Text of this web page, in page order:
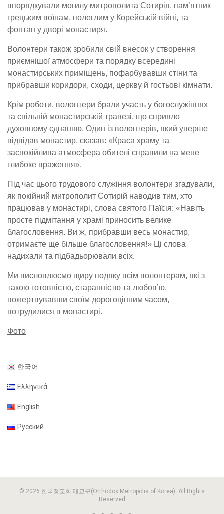
впорядкували могилу митрополита Сотирія, пам’ятник
грецьким воїнам, полеглим у Корейській війні, та
фонтан у дворі монастиря.
Волонтери також зробили свій внесок у створення
приємнішої атмосфери та порядку всередині
монастирських приміщень, пофарбувавши стіни та
прибравши коридори, сходи, церкву й гостьові кімнати.
Крім роботи, волонтери брали участь у богослужіннях
та спільній монастирській трапезі, що сприяло
духовному єднанню. Один із волонтерів, який уперше
відвідав монастир, сказав: «Краса храму та
заспокійлива атмосфера обителі справили на мене
глибоке враження».
Під час цього трудового служіння волонтери згадували,
як покійний митрополит Сотирій наводив тим, хто
працював у монастирі, слова святого Паїсія: «Навіть
просте підмітання у храмі приносить велике
благословення. Ви ж, прибравши весь монастир,
отримаєте ще більше благословення!» Ці слова
надихали та підбадьорювали всіх.
Ми висловлюємо щиру подяку всім волонтерам, які з
такою готовністю, старанністю та любов’ю,
пожертвувавши своїм дорогоцінним часом,
потрудилися в монастирі.
Фото
한국어
Ελληνικά
English
Русский
© 2026 한국정교회 대교구(Orthodox Metropolis of Korea). All Rights
Reserved